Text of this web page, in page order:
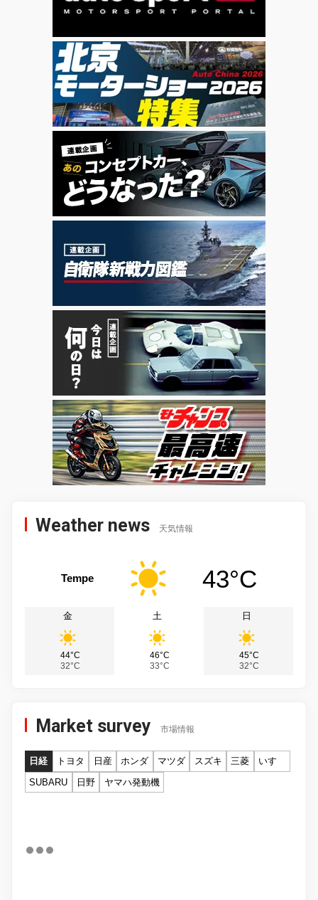
Weather news 天気情報
Tempe 43°C
金
44°C
32°C
土
46°C
33°C
日
45°C
32°C
Market survey 市場情報
日経 トヨタ 日産 ホンダ マツダ スズキ 三菱
いすゞ
SUBARU
日野 ヤマハ発動機